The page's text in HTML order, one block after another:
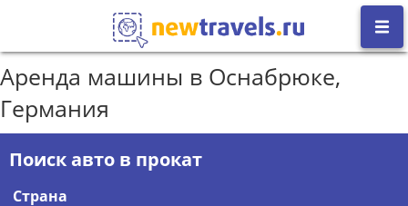
Аренда машины в Оснабрюке,
Германия
Поиск авто в прокат
Страна